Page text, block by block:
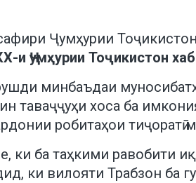
Ҷумҳурии
и Ҷумҳурии Тоҷикистон
минбаъдаи
таваҷҷуҳи хоса ба
робитаҳои
ки ба таҳкими равобити
ки вилояти Трабзон ба